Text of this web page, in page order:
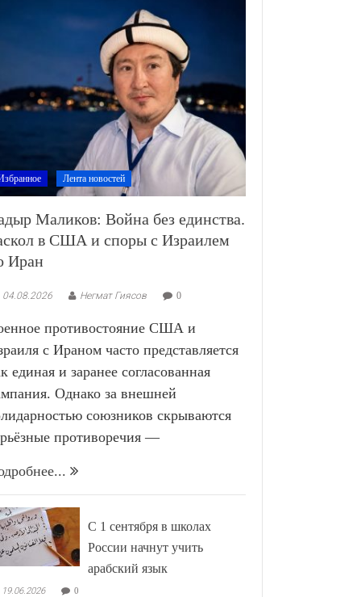
Лента новостей
Маликов: Война без единства.
в США и споры с Израилем
Иран
04.08.2026 Негмат Гиясов 0
противостояние США и
с Ираном часто представляется
единая и заранее согласованная
Однако за внешней
союзников скрываются
противоречия —
С 1 сентября в школах
России начнут учить
арабский язык
19.06.2026 0